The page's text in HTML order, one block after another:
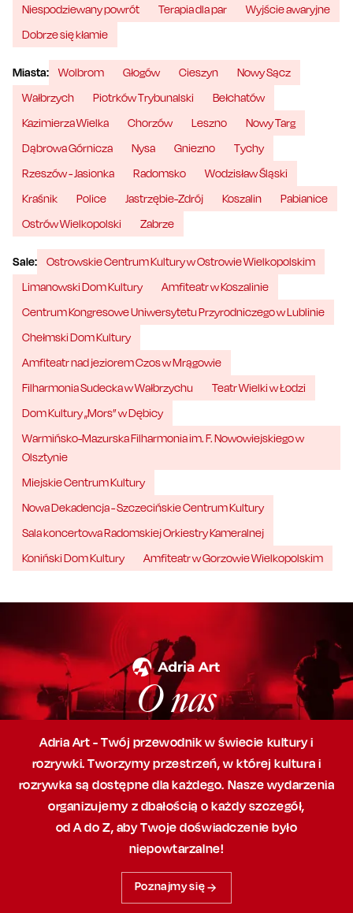
Niespodziewany powrót Terapia dla par
Wyjście awaryjne
Dobrze się kłamie
Miasta: Wolbrom Głogów Cieszyn
Nowy Sącz
Wałbrzych
Piotrków Trybunalski
Bełchatów
Kazimierza Wielka
Chorzów Leszno
Nowy Targ
Dąbrowa Górnicza
Nysa Gniezno
Tychy
Rzeszów - Jasionka
Radomsko
Wodzisław Śląski
Kraśnik
Police Jastrzębie-Zdrój Koszalin
Pabianice
Ostrów Wielkopolski
Zabrze
Sale:
Ostrowskie Centrum Kultury w Ostrowie Wielkopolskim
Limanowski Dom Kultury
Amfiteatr w Koszalinie
Centrum Kongresowe Uniwersytetu Przyrodniczego w Lublinie
Chełmski Dom Kultury
Amfiteatr nad jeziorem Czos w Mrągowie
Filharmonia Sudecka w Wałbrzychu
Teatr Wielki w Łodzi
Dom Kultury „Mors” w Dębicy
Warmińsko-Mazurska Filharmonia im. F. Nowowiejskiego w
Olsztynie
Miejskie Centrum Kultury
Nowa Dekadencja - Szczecińskie Centrum Kultury
Sala koncertowa Radomskiej Orkiestry Kameralnej
Koniński Dom Kultury
Amfiteatr w Gorzowie Wielkopolskim
O nas
Adria Art - Twój przewodnik w świecie kultury i
rozrywki. Tworzymy przestrzeń,w której kultura i
rozrywka są dostępne dla każdego. Nasze wydarzenia
organizujemy z dbałością o każdy szczegół,
od A do Z, abyTwoje doświadczenie było
niepowtarzalne!
Poznajmy się